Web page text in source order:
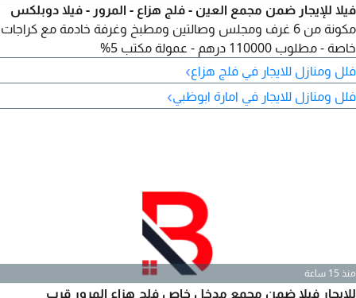
فيلا للإيجار ضمن مجمع العين - فلج هزاع - المرور - فيلا دوبلكس
مكونة من 6 غرف ومجلس وصالتين ومطبخ وغرفة خادمة مع كراجات
خاصة - مطلوب 110000 درهم - عمولة مكتب 5%
فلل ومنازل للايجار في فلج هزاع›
فلل ومنازل للايجار في امارة ابوظبي›
منذ 15 ساعة
للإيجار فيلا ضمن مجمع مدخل خاص فلج هزاع المرور قرب